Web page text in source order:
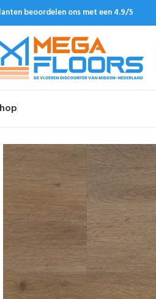
beoordelen ons met een 4.9/5